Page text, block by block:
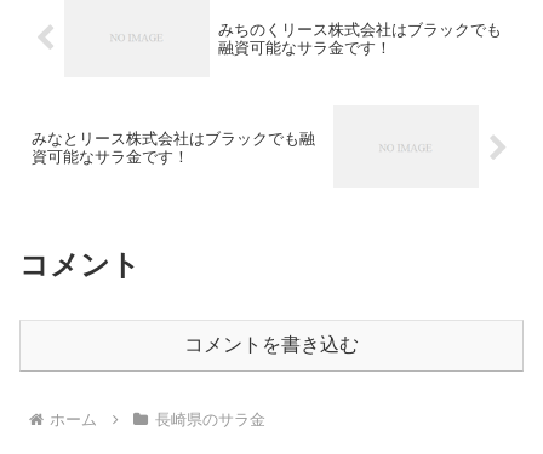
みちのくリース株式会社はブラックでも
融資可能なサラ金です！
みなとリース株式会社はブラックでも融
資可能なサラ金です！
コメント
コメントを書き込む
ホーム 長崎県のサラ金